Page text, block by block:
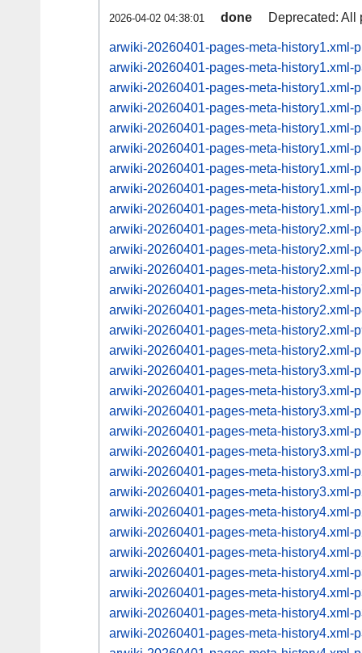
2026-04-02 04:38:01 done Deprecated: All
arwiki-20260401-pages-meta-history1.xml-
arwiki-20260401-pages-meta-history1.xml-
arwiki-20260401-pages-meta-history1.xml-
arwiki-20260401-pages-meta-history1.xml-
arwiki-20260401-pages-meta-history1.xml-
arwiki-20260401-pages-meta-history1.xml-
arwiki-20260401-pages-meta-history1.xml-
arwiki-20260401-pages-meta-history1.xml-
arwiki-20260401-pages-meta-history1.xml-
arwiki-20260401-pages-meta-history2.xml-
arwiki-20260401-pages-meta-history2.xml-
arwiki-20260401-pages-meta-history2.xml-
arwiki-20260401-pages-meta-history2.xml-
arwiki-20260401-pages-meta-history2.xml-
arwiki-20260401-pages-meta-history2.xml-
arwiki-20260401-pages-meta-history2.xml-
arwiki-20260401-pages-meta-history3.xml-
arwiki-20260401-pages-meta-history3.xml-
arwiki-20260401-pages-meta-history3.xml-
arwiki-20260401-pages-meta-history3.xml-
arwiki-20260401-pages-meta-history3.xml-
arwiki-20260401-pages-meta-history3.xml-
arwiki-20260401-pages-meta-history3.xml-
arwiki-20260401-pages-meta-history4.xml-
arwiki-20260401-pages-meta-history4.xml-
arwiki-20260401-pages-meta-history4.xml-
arwiki-20260401-pages-meta-history4.xml-
arwiki-20260401-pages-meta-history4.xml-
arwiki-20260401-pages-meta-history4.xml-
arwiki-20260401-pages-meta-history4.xml-